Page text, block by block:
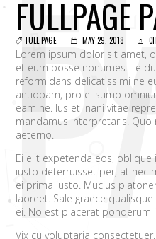
FULLPAGE
FULL PAGE MAY 29, 2018
Lorem ipsum dolor sit amet,
et eum posse nonumes. Te
reformidans delicatissimi ne
antiopam, pro ei sumo
eam ne. Ius et inani vitae
mandamus interpretaris. Quo
aeterno.
Ei elit expetenda eos,
iusto deterruisset per, at nec
ei prima iusto. Mucius
laoreet. Sale graece
ei. No est placerat ponderum
Vix cu voluptaria